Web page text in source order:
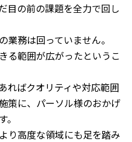
目の前の課題を全力で回し
業務は回っていません。
る範囲が広がったというこ
ればクオリティや対応範囲
策に、パーソル様のおかげ
高度な領域にも足を踏み